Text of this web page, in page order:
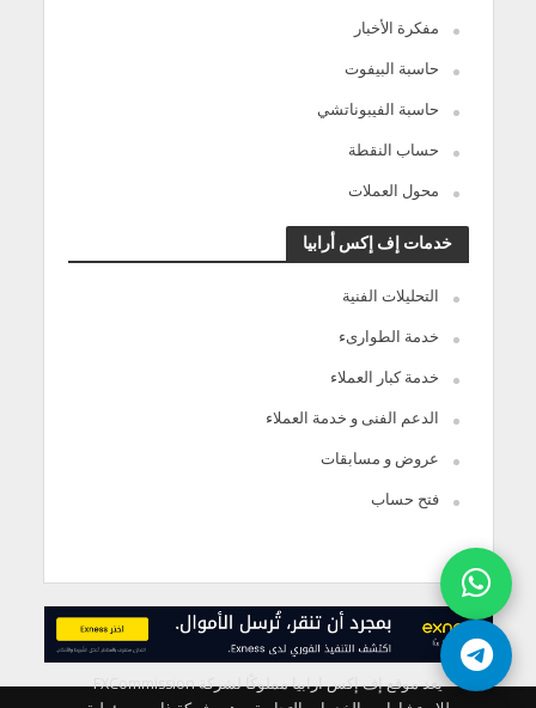
مفكرة الأخبار
حاسبة البيفوت
حاسبة الفيبوناتشي
حساب النقطة
محول العملات
خدمات إف إكس أرابيا
التحليلات الفنية
خدمة الطوارىء
خدمة كبار العملاء
الدعم الفنى و خدمة العملاء
عروض و مسابقات
فتح حساب
يعد موقع إف إكس ارابيا مملوكًا لشركة FXCommission